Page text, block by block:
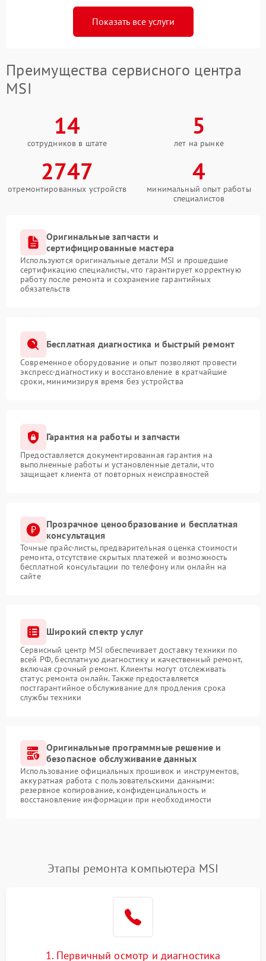
Показать все услуги
Преимущества сервисного центра
MSI
14
сотрудников в штате
5
лет на рынке
2747
отремонтированных устройств
4
минимальный опыт работы
специалистов
Оригинальные запчасти и
сертифицированные мастера
Используются оригинальные детали MSI и прошедшие
сертификацию специалисты, что гарантирует корректную
работу после ремонта и сохранение гарантийных
обязательств
Бесплатная диагностика и быстрый ремонт
Современное оборудование и опыт позволяют провести
экспресс-диагностику и восстановление в кратчайшие
сроки, минимизируя время без устройства
Гарантия на работы и запчасти
Предоставляется документированная гарантия на
выполненные работы и установленные детали, что
защищает клиента от повторных неисправностей
Прозрачное ценообразование и бесплатная
консультация
Точные прайс-листы, предварительная оценка стоимости
ремонта, отсутствие скрытых платежей и возможность
бесплатной консультации по телефону или онлайн на
сайте
Широкий спектр услуг
Сервисный центр MSI обеспечивает доставку техники по
всей РФ, бесплатную диагностику и качественный ремонт,
включая срочный ремонт. Клиенты могут отслеживать
статус ремонта онлайн. Также предоставляется
постгарантийное обслуживание для продления срока
службы техники
Оригинальные программные решение и
безопасное обслуживание данных
Использование официальных прошивок и инструментов,
аккуратная работа с пользовательскими данными:
резервное копирование, конфиденциальность и
восстановление информации при необходимости
Этапы ремонта компьютера MSI
1. Первичный осмотр и диагностика